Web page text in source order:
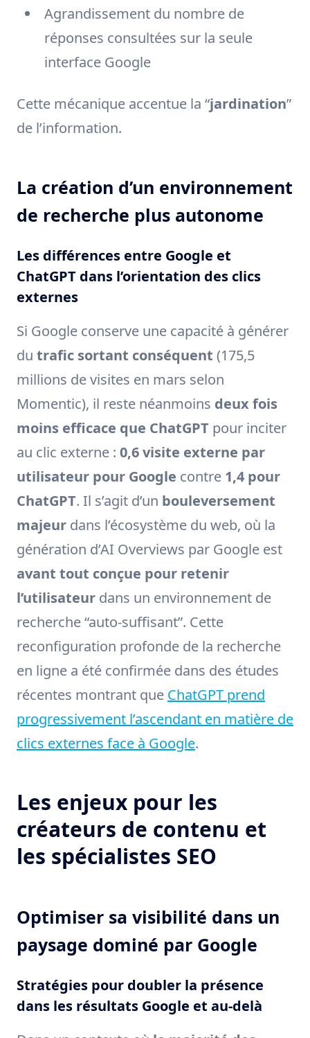
Agrandissement du nombre de
réponses consultées sur la seule
interface Google
Cette mécanique accentue la “jardination”
de l’information.
La création d’un environnement
de recherche plus autonome
Les différences entre Google et
ChatGPT dans l’orientation des clics
externes
Si Google conserve une capacité à générer
du trafic sortant conséquent (175,5
millions de visites en mars selon
Momentic), il reste néanmoins deux fois
moins efficace que ChatGPT pour inciter
au clic externe : 0,6 visite externe par
utilisateur pour Google contre 1,4 pour
ChatGPT. Il s’agit d’un bouleversement
majeur dans l’écosystème du web, où la
génération d’AI Overviews par Google est
avant tout conçue pour retenir
l’utilisateur dans un environnement de
recherche “auto-suffisant”. Cette
reconfiguration profonde de la recherche
en ligne a été confirmée dans des études
récentes montrant que ChatGPT prend
progressivement l’ascendant en matière de
clics externes face à Google.
Les enjeux pour les
créateurs de contenu et
les spécialistes SEO
Optimiser sa visibilité dans un
paysage dominé par Google
Stratégies pour doubler la présence
dans les résultats Google et au-delà